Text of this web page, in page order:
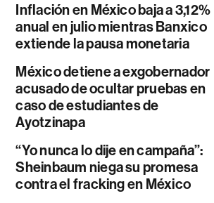
Inflación en México baja a 3,12%
anual en julio mientras Banxico
extiende la pausa monetaria
México detiene a exgobernador
acusado de ocultar pruebas en
caso de estudiantes de
Ayotzinapa
“Yo nunca lo dije en campaña”:
Sheinbaum niega su promesa
contra el fracking en México